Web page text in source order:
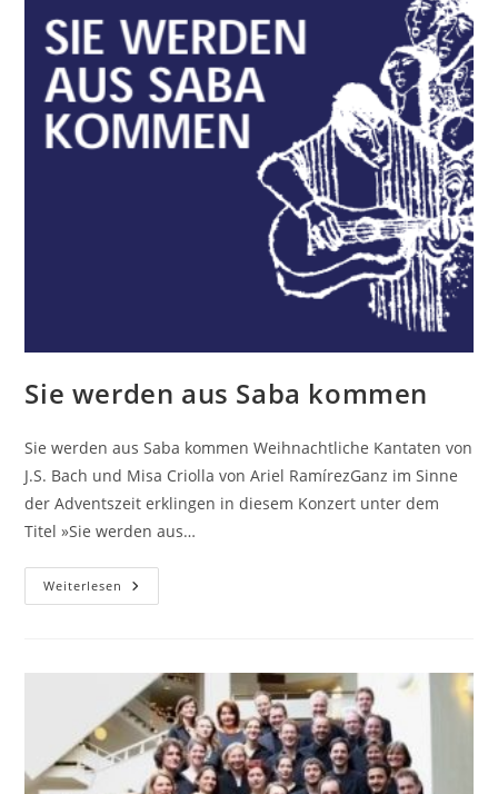
Sie werden aus Saba kommen
Sie werden aus Saba kommen Weihnachtliche Kantaten von
J.S. Bach und Misa Criolla von Ariel RamírezGanz im Sinne
der Adventszeit erklingen in diesem Konzert unter dem
Titel »Sie werden aus…
Weiterlesen Sie
Werden